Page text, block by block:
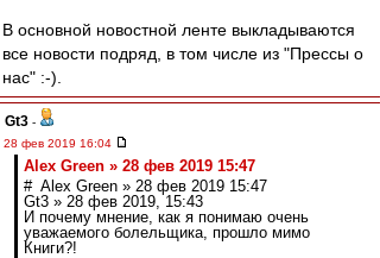
В основной новостной ленте выкладываются
все новости подряд, в том числе из "Прессы о
нас" :-).
Gt3 -
28 фев 2019 16:04
Alex Green » 28 фев 2019 15:47
# Alex Green » 28 фев 2019 15:47
Gt3 » 28 фев 2019, 15:43
И почему мнение, как я понимаю очень
уважаемого болельщика, прошло мимо
Книги?!